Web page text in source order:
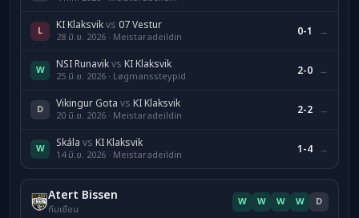
L KI Klaksvikvs 07 Vestur
28 มิ.ย. 2026 · Meistaradeildin 0-1 →
W NSI Runavikvs KI Klaksvik
25 มิ.ย. 2026 · Løgmanssteypid 2-0 →
D Vikingur Gota vs KI Klaksvik
20 มิ.ย. 2026 · Meistaradeildin 2-2 →
W Skála vs KI Klaksvik
14 มิ.ย. 2026 · Meistaradeildin 1-4 →
Atert Bissen
ทีมเยือน
W W W W D